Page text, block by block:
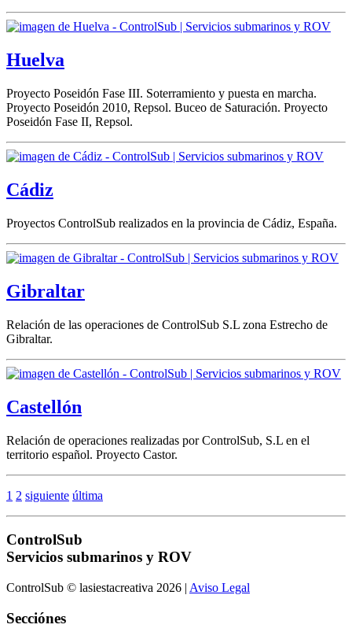
Huelva
Proyecto Poseidón Fase III. Soterramiento y puesta en marcha.
Proyecto Poseidón 2010, Repsol. Buceo de Saturación. Proyecto
Poseidón Fase II, Repsol.
Cádiz
Proyectos ControlSub realizados en la provincia de Cádiz, España.
Gibraltar
Relación de las operaciones de ControlSub S.L zona Estrecho de
Gibraltar.
Castellón
Relación de operaciones realizadas por ControlSub, S.L en el
territorio español. Proyecto Castor.
1 2 siguiente última
ControlSub
Servicios submarinos y ROV
ControlSub © lasiestacreativa 2026 | Aviso Legal
Secciónes